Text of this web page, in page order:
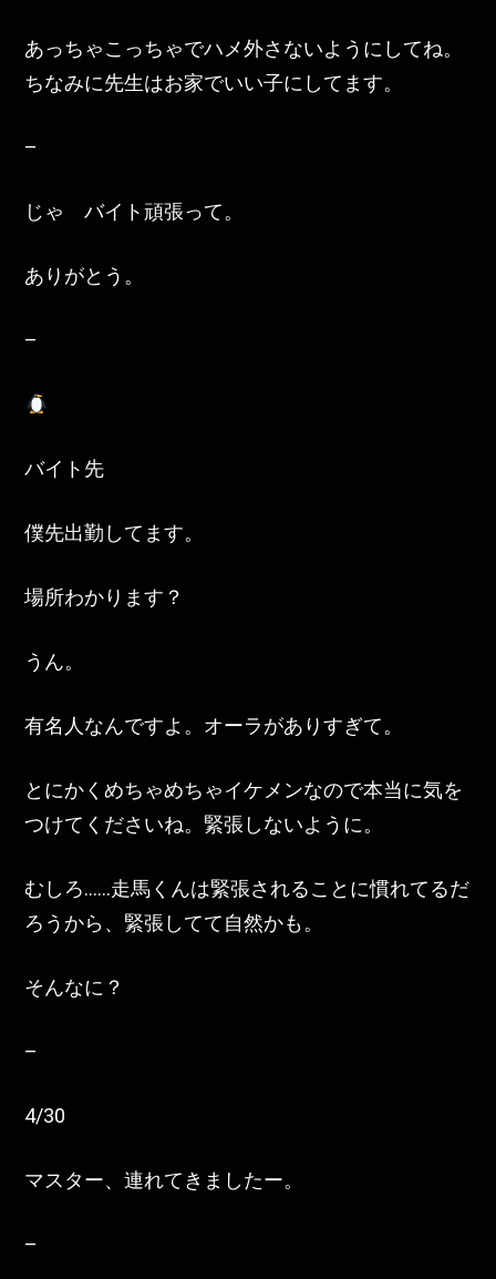
あっちゃこっちゃでハメ外さないようにしてね。
ちなみに先生はお家でいい子にしてます。
–
じゃ バイト頑張って。
ありがとう。
–
バイト先
僕先出勤してます。
場所わかります？
うん。
有名人なんですよ。オーラがありすぎて。
とにかくめちゃめちゃイケメンなので本当に気を
つけてくださいね。緊張しないように。
むしろ……走馬くんは緊張されることに慣れてるだ
ろうから、緊張してて自然かも。
そんなに？
–
4/30
マスター、連れてきましたー。
–